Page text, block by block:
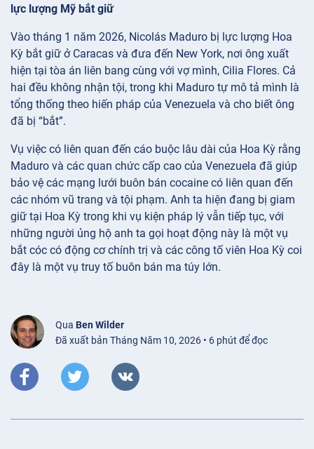
lực lượng Mỹ bắt giữ
Vào tháng 1 năm 2026, Nicolás Maduro bị lực lượng Hoa
Kỳ bắt giữ ở Caracas và đưa đến New York, nơi ông xuất
hiện tại tòa án liên bang cùng với vợ mình, Cilia Flores. Cả
hai đều không nhận tội, trong khi Maduro tự mô tả mình là
tổng thống theo hiến pháp của Venezuela và cho biết ông
đã bị “bắt”.
Vụ việc có liên quan đến cáo buộc lâu dài của Hoa Kỳ rằng
Maduro và các quan chức cấp cao của Venezuela đã giúp
bảo vệ các mạng lưới buôn bán cocaine có liên quan đến
các nhóm vũ trang và tội phạm. Anh ta hiện đang bị giam
giữ tại Hoa Kỳ trong khi vụ kiện pháp lý vẫn tiếp tục, với
những người ủng hộ anh ta gọi hoạt động này là một vụ
bắt cóc có động cơ chính trị và các công tố viên Hoa Kỳ coi
đây là một vụ truy tố buôn bán ma túy lớn.
Qua Ben Wilder
Đã xuất bản Tháng Năm 10, 2026 • 6 phút để đọc